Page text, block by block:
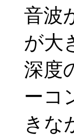
音波
が大
深度
ーコ
きな